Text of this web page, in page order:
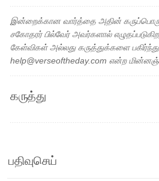
இன்றைக்கான வார்த்தை அதின்
சகோதரர் பில்வேர் அவர்களால்
கேள்விகள் அல்லது கருத்துக்களை
help@verseoftheday.com என்ற
கருத்து
பதிவுசெய்